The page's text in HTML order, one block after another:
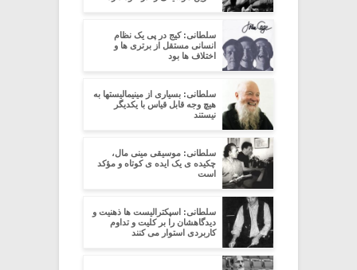
سلطانی: کیج در پی یک نظام
انسانی مستقل از برتری ها و
اختلاف ها بود
سلطانی: بسیاری از مینیمالیستها به
هیچ وجه قابل قیاس با یکدیگر
نیستند
سلطانی: موسیقی مینی مال،
چکیده ی یک ایده ی کوتاه و مؤکد
است
سلطانی: اسپکترالیست ها ذهنیت و
دیدگاهشان را بر کلیت و تداوم
کاربردی استوار می کنند